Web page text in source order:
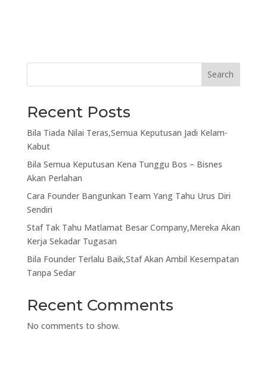
Search
Recent Posts
Bila Tiada Nilai Teras,Semua Keputusan Jadi Kelam-
Kabut
Bila Semua Keputusan Kena Tunggu Bos – Bisnes
Akan Perlahan
Cara Founder Bangunkan Team Yang Tahu Urus Diri
Sendiri
Staf Tak Tahu Matlamat Besar Company,Mereka Akan
Kerja Sekadar Tugasan
Bila Founder Terlalu Baik,Staf Akan Ambil Kesempatan
Tanpa Sedar
Recent Comments
No comments to show.